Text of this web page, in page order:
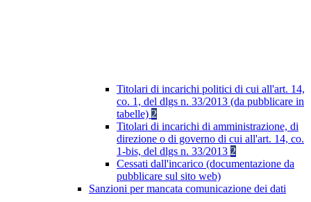
Titolari di incarichi politici di cui all'art. 14,
co. 1, del dlgs n. 33/2013 (da pubblicare in
tabelle) 2
Titolari di incarichi di amministrazione, di
direzione o di governo di cui all'art. 14, co.
1-bis, del dlgs n. 33/2013 2
Cessati dall'incarico (documentazione da
pubblicare sul sito web)
Sanzioni per mancata comunicazione dei dati